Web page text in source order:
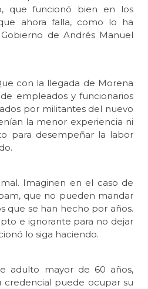
que funcionó bien en los
ahora falla, como lo ha
de Andrés Manuel
con la llegada de Morena
empleados y funcionarios
por militantes del nuevo
la menor experiencia ni
para desempeñar la labor
Imaginen en el caso de
que no pueden mandar
que se han hecho por años.
e ignorante para no dejar
lo siga haciendo.
adulto mayor de 60 años,
credencial puede ocupar su